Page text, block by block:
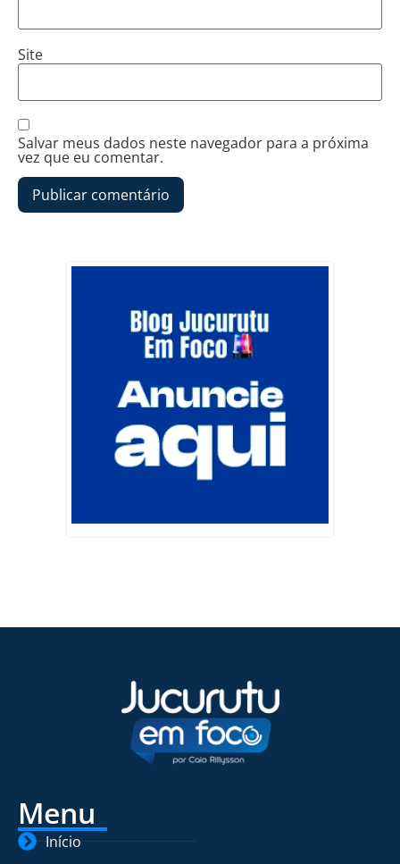
Site
Salvar meus dados neste navegador para a próxima
vez que eu comentar.
Menu
Início